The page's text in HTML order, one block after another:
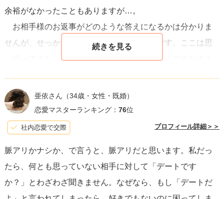
余裕がなかったこともありますが…。
お相手様のお返事がどのような答えになるかは分かりま
せんが、せっかく２人でおでかけできたのです。ここは思
い切ってまた、「デート」に誘ってみてはどうですか？ま
亜依さん （34歳・女性・既婚）
恋愛マスターランキング： 76位
社内恋愛で交際 プロフィール詳細＞＞
脈アリかナシか、で言うと、脈アリだと思います。私だっ
たら、何とも思っていない相手に対して「デートです
か？」とわざわざ聞きません。なぜなら、もし「デートだ